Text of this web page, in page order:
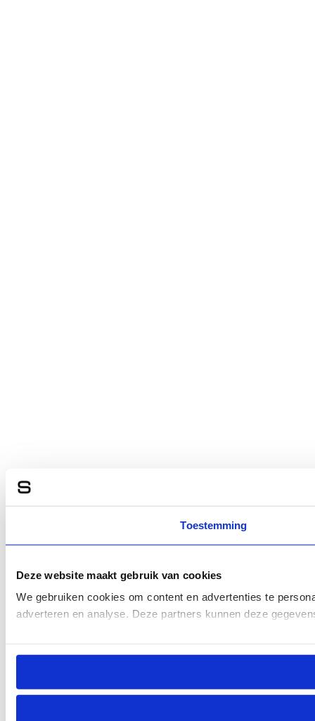
Toestemming
Deze website maakt gebruik van cookies
We gebruiken cookies om content en advertenties te
adverteren en analyse. Deze partners kunnen deze